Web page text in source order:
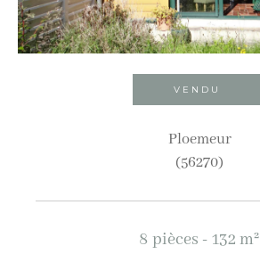
VENDU
Ploemeur
(56270)
8 pièces - 132 m²
Budget
Surface